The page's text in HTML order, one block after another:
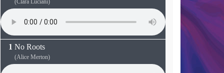
(Clara Luciani)
No Roots
(Alice Merton)